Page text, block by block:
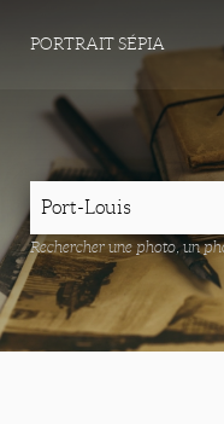
PORTRAIT SÉPIA
Rechercher une photo, un